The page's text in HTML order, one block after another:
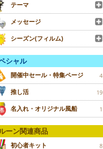
テーマ
メッセージ
シーズン(フィルム)
シャル
開催中セール・特集ページ 4
推し活 19
名入れ・オリジナル風船 1
ーン関連商品
初心者キット 8